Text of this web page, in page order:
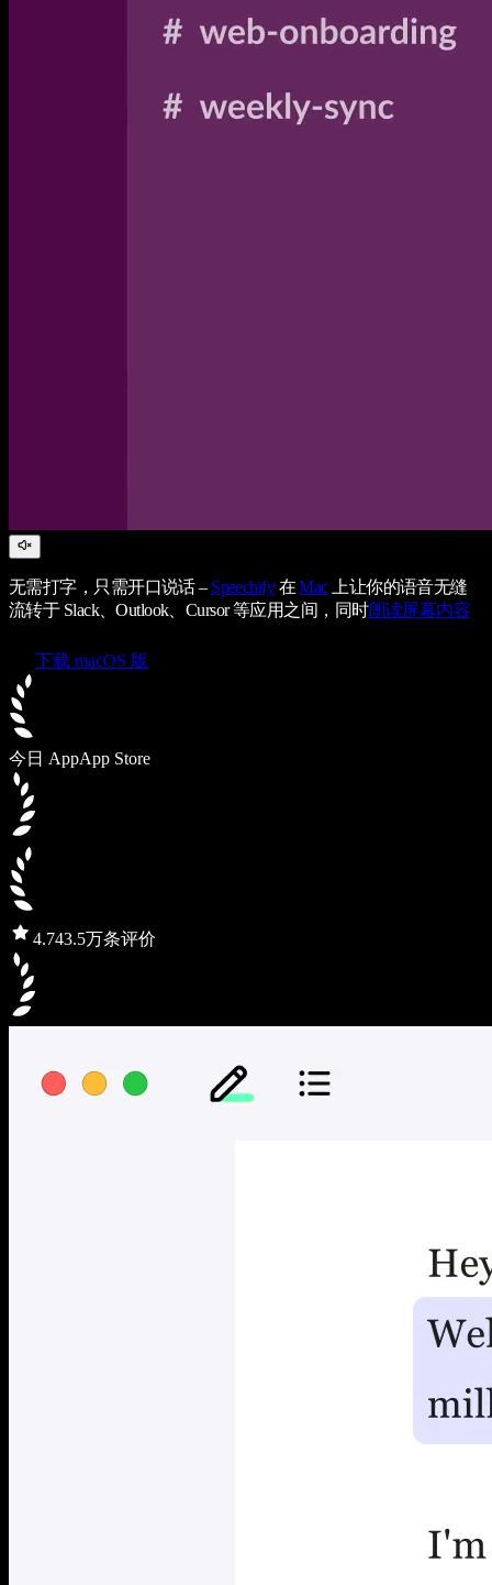
无需打字，只需开口说话 – Speechify在Mac上让你的语音无缝
流转于 Slack、Outlook、Cursor 等应用之间，同时朗读屏幕内容
下载 macOS 版
今日 AppApp Store
4.743.5万条评价